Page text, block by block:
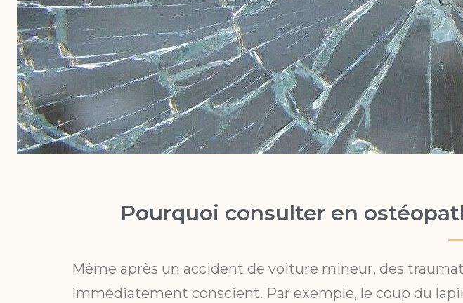
Pourquoi consulter en
Même après un accident de voiture mineur, des
immédiatement conscient. Par exemple, le coup du